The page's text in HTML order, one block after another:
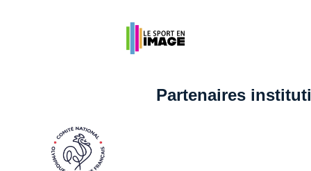
Partenaires